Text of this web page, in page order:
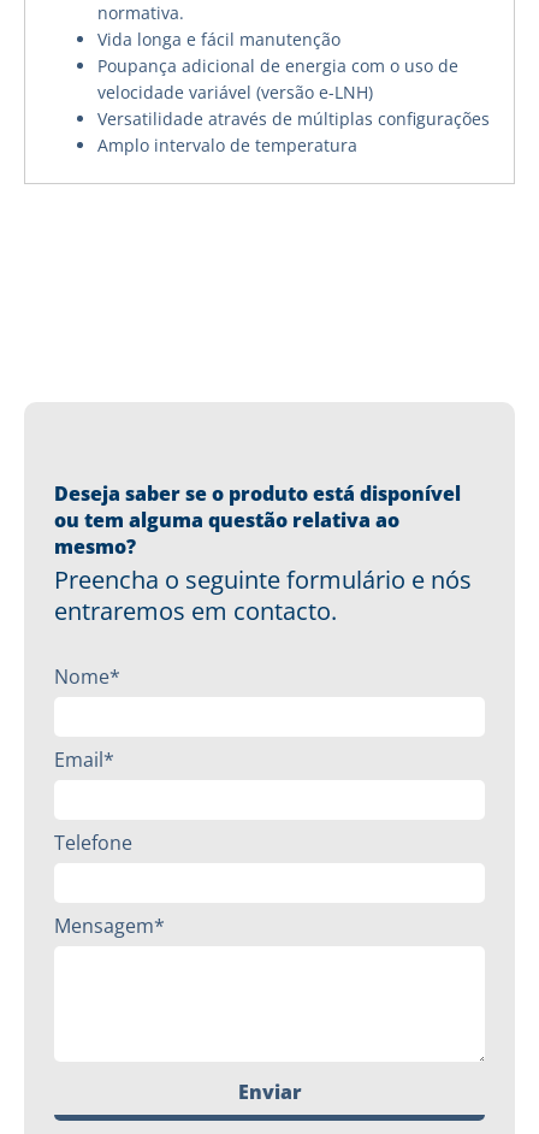
normativa.
Vida longa e fácil manutenção
Poupança adicional de energia com o uso de
velocidade variável (versão e-LNH)
Versatilidade através de múltiplas configurações
Amplo intervalo de temperatura
Deseja saber se o produto está disponível
ou tem alguma questão relativa ao
mesmo?
Preencha o seguinte formulário e nós
entraremos em contacto.
Nome*
Email*
Telefone
Mensagem*
Enviar